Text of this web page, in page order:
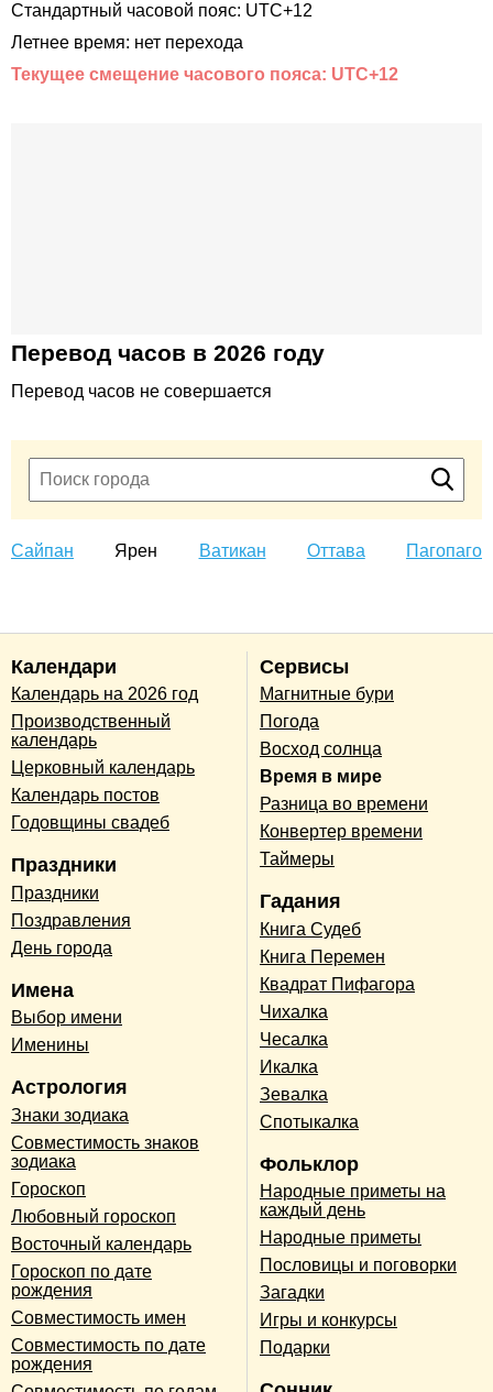
Стандартный часовой пояс: UTC+12
Летнее время: нет перехода
Текущее смещение часового пояса: UTC+12
Перевод часов в 2026 году
Перевод часов не совершается
Сайпан Ярен Ватикан Оттава Пагопаго
Календари
Календарь на 2026 год
Производственный
календарь
Церковный календарь
Календарь постов
Годовщины свадеб
Праздники
Праздники
Поздравления
День города
Имена
Выбор имени
Именины
Астрология
Знаки зодиака
Совместимость знаков
зодиака
Гороскоп
Любовный гороскоп
Восточный календарь
Гороскоп по дате
рождения
Совместимость имен
Совместимость по дате
рождения
Сервисы
Магнитные бури
Погода
Восход солнца
Время в мире
Разница во времени
Конвертер времени
Таймеры
Гадания
Книга Судеб
Книга Перемен
Квадрат Пифагора
Чихалка
Чесалка
Икалка
Зевалка
Спотыкалка
Фольклор
Народные приметы на
каждый день
Народные приметы
Пословицы и поговорки
Загадки
Игры и конкурсы
Подарки